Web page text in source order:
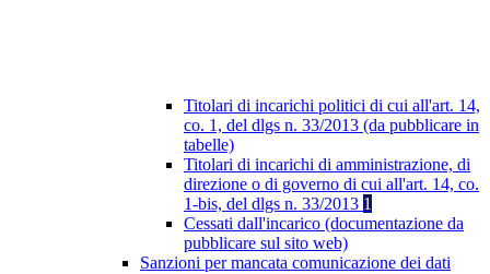
Titolari di incarichi politici di cui all'art. 14,
co. 1, del dlgs n. 33/2013 (da pubblicare in
tabelle)
Titolari di incarichi di amministrazione, di
direzione o di governo di cui all'art. 14, co.
1-bis, del dlgs n. 33/2013 1
Cessati dall'incarico (documentazione da
pubblicare sul sito web)
Sanzioni per mancata comunicazione dei dati